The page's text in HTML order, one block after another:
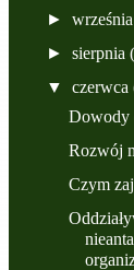
►
►sierpnia
▼czerwca
Dowody
Rozwój
Czym